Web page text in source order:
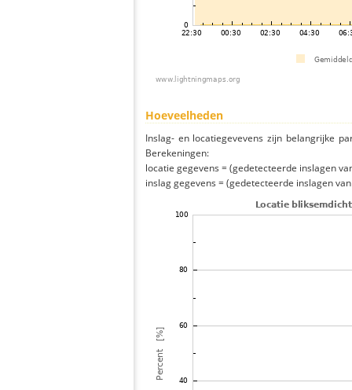
Hoeveelheden
Inslag- en locatiegevevens zijn belangrijke
Berekeningen:
locatie gegevens = (gedetecteerde inslagen
inslag gegevens = (gedetecteerde inslagen